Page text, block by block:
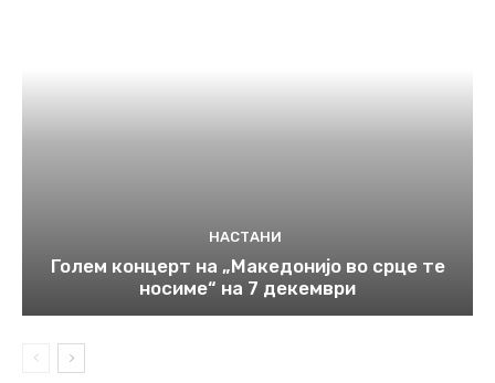
НАСТАНИ
Голем концерт на „Македонијо во срце те
носиме“ на 7 декември